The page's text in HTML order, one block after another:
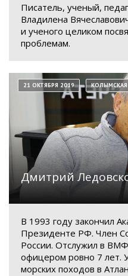
Писатель, ученый,
Владилена
и ученого целиком
проблемам.
Дмитрий
21 ОКТЯБРЯ 2019 КОЛЫМСКАЯ
В 1993 году закончил
Президенте РФ. Член
России. Отслужил в
офицером ровно 7 лет.
морских походов в